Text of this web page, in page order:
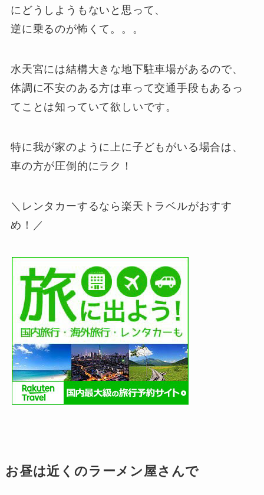
にどうしようもないと思って、
逆に乗るのが怖くて。。。
水天宮には結構大きな地下駐車場があるので、
体調に不安のある方は車って交通手段もあるっ
てことは知っていて欲しいです。
特に我が家のように上に子どもがいる場合は、
車の方が圧倒的にラク！
＼レンタカーするなら楽天トラベルがおすす
め！／
お昼は近くのラーメン屋さんで